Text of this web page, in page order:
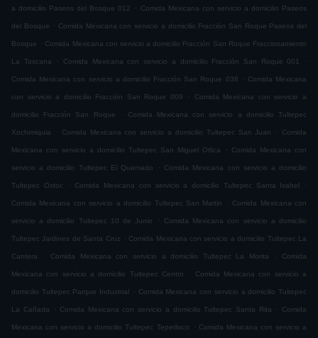
a domicilio Paseos del Bosque 012 . Comida Mexicana con servicio a domicilio Paseos
del Bosque . Comida Mexicana con servicio a domicilio Fracción San Roque Paseos del
Bosque . Comida Mexicana con servicio a domicilio Fracción San Roque Fraccionamiento
La Toscana . Comida Mexicana con servicio a domicilio Fracción San Roque 001 .
Comida Mexicana con servicio a domicilio Fracción San Roque 038 . Comida Mexicana
con servicio a domicilio Fracción San Roque 009 . Comida Mexicana con servicio a
domicilio Fracción San Roque . Comida Mexicana con servicio a domicilio Tultepec
Xochimiquia . Comida Mexicana con servicio a domicilio Tultepec San Juan . Comida
Mexicana con servicio a domicilio Tultepec San Miguel Otlica . Comida Mexicana con
servicio a domicilio Tultepec El Quemado . Comida Mexicana con servicio a domicilio
Tultepec Oxtoc . Comida Mexicana con servicio a domicilio Tultepec Santa Isabel .
Comida Mexicana con servicio a domicilio Tultepec San Martin . Comida Mexicana con
servicio a domicilio Tultepec 10 de Junio . Comida Mexicana con servicio a domicilio
Tultepec Jardines de Santa Cruz . Comida Mexicana con servicio a domicilio Tultepec La
Cantera . Comida Mexicana con servicio a domicilio Tultepec La Morita . Comida
Mexicana con servicio a domicilio Tultepec Centro . Comida Mexicana con servicio a
domicilio Tultepec Parque Industrial . Comida Mexicana con servicio a domicilio Tultepec
La Cañada . Comida Mexicana con servicio a domicilio Tultepec Santa Rita . Comida
Mexicana con servicio a domicilio Tultepec Tepetlixco . Comida Mexicana con servicio a